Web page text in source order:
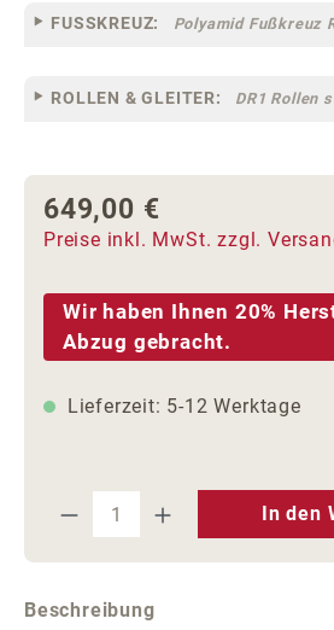
FUSSKREUZ:
ROLLEN & GLEITER:
Regulärer Preis:
649,00 €
Preise inkl. MwSt. zzgl.
Wir haben Ihnen 20%
Abzug gebracht.
Lieferzeit: 5-12 Werktage
Produkt Anzahl: Gib
In den
Beschreibung